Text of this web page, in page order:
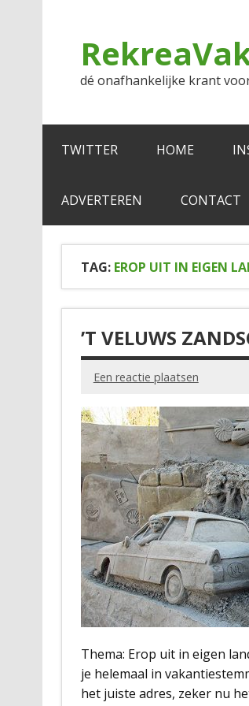
dé onafhankelijke krant
TWITTER HOME
ADVERTEREN CONTACT
TAG: EROP UIT IN EIGEN
’T VELUWS
Een reactie plaatsen
Thema: Erop uit in eigen
je helemaal in
het juiste adres, zeker nu